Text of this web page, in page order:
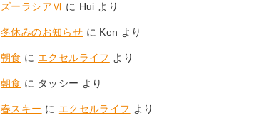
ズーラシアⅥ に Hui より
冬休みのお知らせ に Ken より
朝食 に エクセルライフ より
朝食 に タッシー より
春スキー に エクセルライフ より